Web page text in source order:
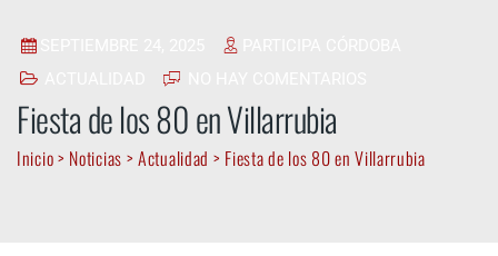
Fiesta de los 80 en Villarrubia
Inicio> Noticias >Actualidad > Fiesta de los 80 en Villarrubia